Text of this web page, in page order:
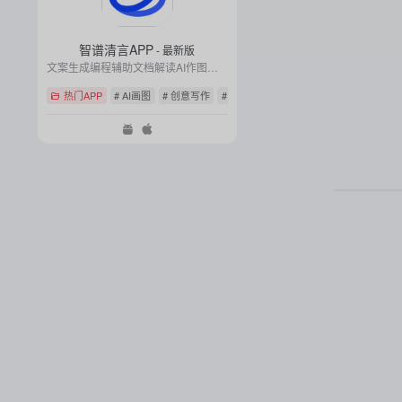
智谱清言APP- 最新版
热门APP # AI画图 # 创意写作 # 通用问答